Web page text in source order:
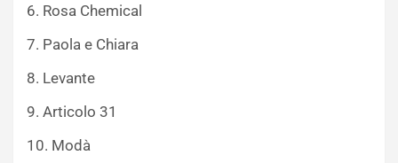
6. Rosa Chemical
7. Paola e Chiara
8. Levante
9. Articolo 31
10. Modà